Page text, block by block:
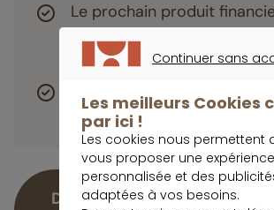
Le prochain produit
compte titre qui financera
verts labellisés.
Les premiers retraits
possibles après 18 ans.
Découvrez le placement
Continuer sans
Les meilleurs Cookies
par ici !
Les cookies nous permettent
vous proposer une expérience
personnalisée et des
adaptées à vos besoins.